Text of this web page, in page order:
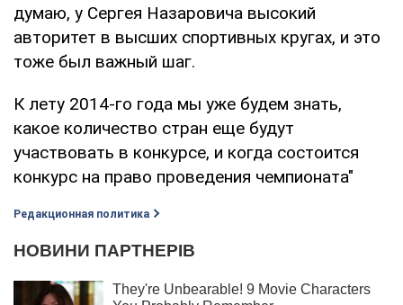
думаю, у Сергея Назаровича высокий
авторитет в высших спортивных кругах, и это
тоже был важный шаг.
К лету 2014-го года мы уже будем знать,
какое количество стран еще будут
участвовать в конкурсе, и когда состоится
конкурс на право проведения чемпионата"
Редакционная политика